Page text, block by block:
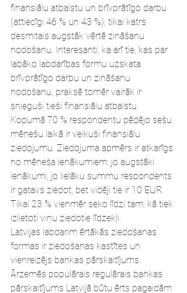
finansiālu atbalstu un brīvprātīgo darbu
(attiecīgi 46 % un 43 %), tikai katrs
desmitais augstāk vērtē zināšanu
nodošanu. Interesanti, ka arī tie, kas par
labāko labdarības formu uzskata
brīvprātīgo darbu un zināšanu
nodošanu, praksē tomēr vairāk ir
snieguši tieši finansiālu atbalstu.
Kopumā 70 % respondentu pēdējo sešu
mēnešu laikā ir veikuši finansiālu
ziedojumu. Ziedojuma apmērs ir atkarīgs
no mēneša ienākumiem: jo augstāki
ienākumi, jo lielāku summu respondents
ir gatavs ziedot, bet vidēji tie ir 10 EUR.
Tikai 23 % vienmēr seko līdzi tam, kā tiek
izlietoti viņu ziedotie līdzekļi.
Latvijas labdarim ērtākās ziedošanas
formas ir ziedošanas kastītes un
vienreizējs bankas pārskaitījums.
Ārzemēs populārais regulārais bankas
pārskaitījums Latvijā būtu ērts pagaidām